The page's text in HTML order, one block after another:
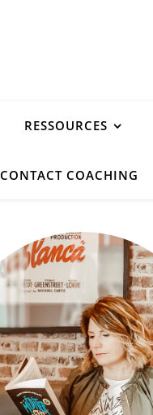
RESSOURCES
CONTACT COACHING